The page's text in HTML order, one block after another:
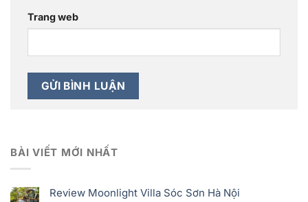
Trang web
BÀI VIẾT MỚI NHẤT
Review Moonlight Villa Sóc Sơn Hà Nội